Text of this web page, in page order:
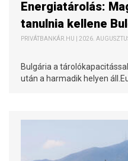
Energiatárolás:
tanulnia kellene
PRIVÁTBANKÁR.HU | 2026.
Bulgária a
után a harmadik helyen